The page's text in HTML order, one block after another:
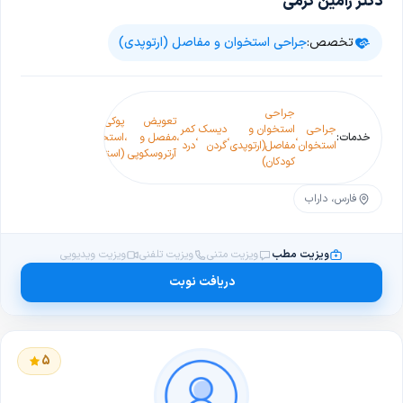
تخصص:جراحی استخوان و مفاصل (ارتوپدی)
خدمات:جراحی
استخوان،
جراحی
استخوان و
مفاصل(ارتوپدی
کودکان)
،دیسک
گردن ،کمر
درد ،
تعویض
مفصل و
آرتروسکوپی
،
پوکی
استخوان
(استئوپروز)
فارس، داراب
ویزیت مطب ویزیت متنی ویزیت تلفنی ویزیت ویدیویی
دریافت نوبت
5